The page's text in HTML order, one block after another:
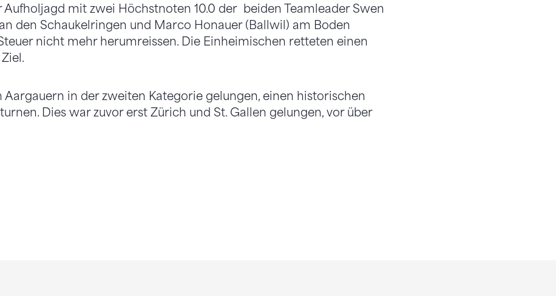
Aufholjagd mit zwei Höchstnoten 10.0 der beiden Teamleader Swen
den Schaukelringen und Marco Honauer (Ballwil) am Boden
nicht mehr herumreissen. Die Einheimischen retteten einen
Aargauern in der zweiten Kategorie gelungen, einen historischen
Dies war zuvor erst Zürich und St. Gallen gelungen, vor über